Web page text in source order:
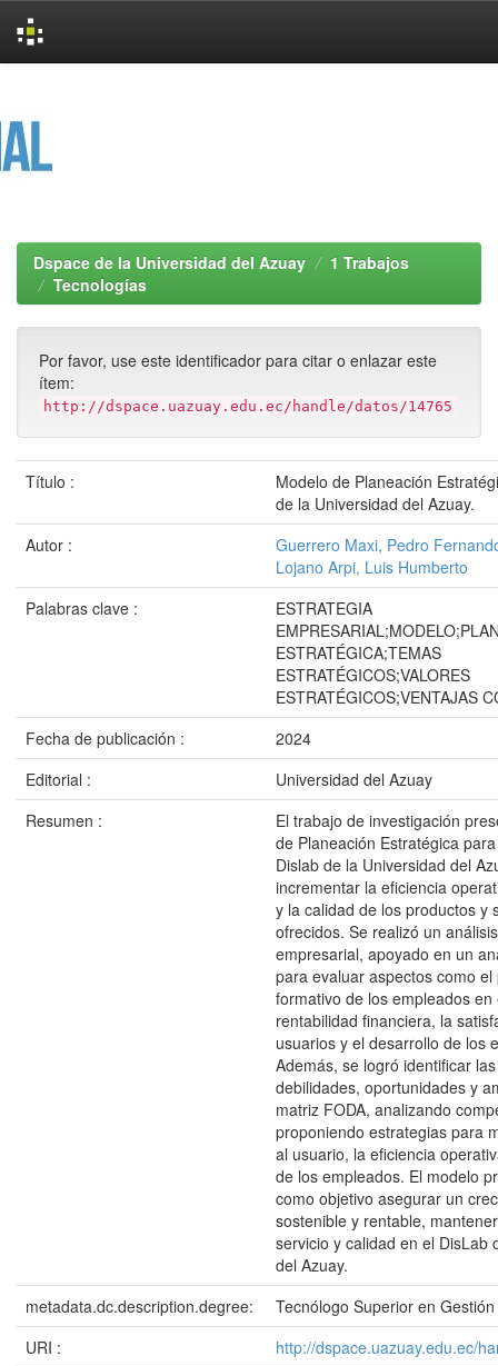
Dspace de la Universidad del Azuay
1 Trabajos
Tecnologías
Por favor, use este identificador para citar o enlazar este
ítem:
http://dspace.uazuay.edu.ec/handle/datos/14765
Título :
Modelo de Planeación
de la Universidad del Azuay.
Autor :
Guerrero Maxi, Pedro
Lojano Arpi, Luis Humberto
Palabras clave :
ESTRATEGIA
ESTRATÉGICA;TEMAS
ESTRATÉGICOS;VALORES
ESTRATÉGICOS;VENTAJAS
Fecha de publicación :
2024
Editorial :
Universidad del Azuay
Resumen :
El trabajo de investigación
de Planeación Estratégica
Dislab de la Universidad del
incrementar la eficiencia
y la calidad de los productos y
ofrecidos. Se realizó un
empresarial, apoyado en un
para evaluar aspectos como el
formativo de los empleados en
rentabilidad financiera, la
usuarios y el desarrollo de los
Además, se logró identificar
debilidades, oportunidades y
matriz FODA, analizando
proponiendo estrategias para
al usuario, la eficiencia
de los empleados. El modelo
como objetivo asegurar un
sostenible y rentable,
servicio y calidad en el DisLab
del Azuay.
metadata.dc.description.degree:
Tecnólogo Superior en
URI :
http://dspace.uazuay.edu.ec/